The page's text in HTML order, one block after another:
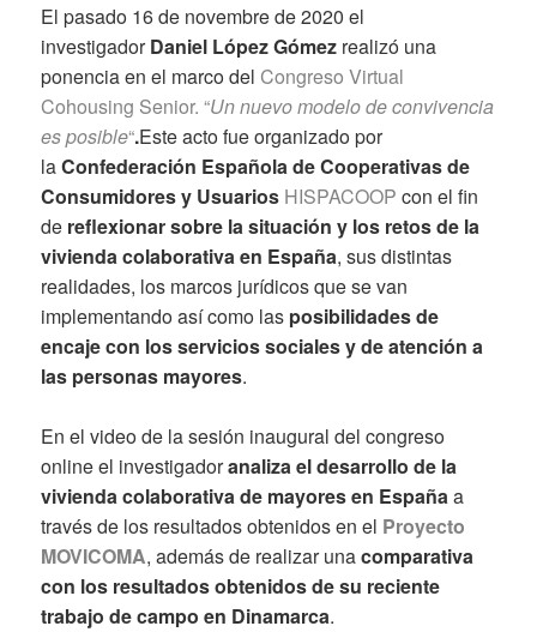
El pasado 16 de novembre de 2020 el
investigadorDaniel López Gómez realizó una
ponencia en el marco del Congreso Virtual
Cohousing Senior. “Un nuevo modelo de convivencia
es posible“.Este acto fue organizado por
laConfederación Española de Cooperativas de
Consumidores y Usuarios HISPACOOP con el fin
de reflexionar sobre la situación y los retos de la
vivienda colaborativa en España, sus distintas
realidades, los marcos jurídicos que se van
implementando así como las posibilidades de
encaje con los servicios sociales y de atención a
las personas mayores.
En el video de la sesión inaugural del congreso
online el investigadoranaliza el desarrollo de la
vivienda colaborativa de mayores en Españaa
través de los resultados obtenidos en el Proyecto
MOVICOMA, además de realizar unacomparativa
con los resultados obtenidos de su reciente
trabajo de campo en Dinamarca.